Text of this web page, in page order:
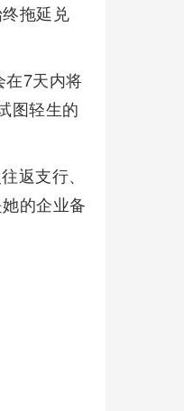
拖延兑
在7天内将
图轻生的
返支行、
的企业备